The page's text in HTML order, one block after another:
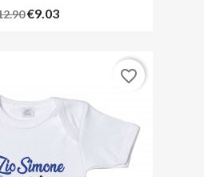
€9.03
favorite_border